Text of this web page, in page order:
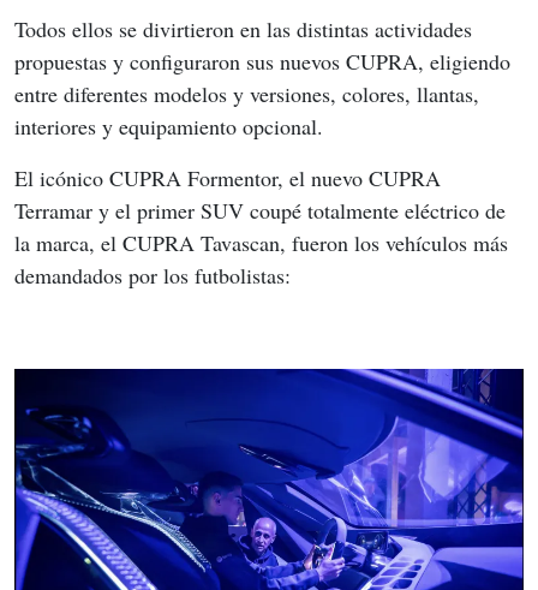
Todos ellos se divirtieron en las distintas actividades
propuestas y configuraron sus nuevos CUPRA, eligiendo
entre diferentes modelos y versiones, colores, llantas,
interiores y equipamiento opcional.
El icónico CUPRA Formentor, el nuevo CUPRA
Terramar y el primer SUV coupé totalmente eléctrico de
la marca, el CUPRA Tavascan, fueron los vehículos más
demandados por los futbolistas: